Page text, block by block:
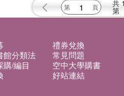
共
第
禮券兌換
館分類法 常見問題
購/編目 空中大學購書
好站連結